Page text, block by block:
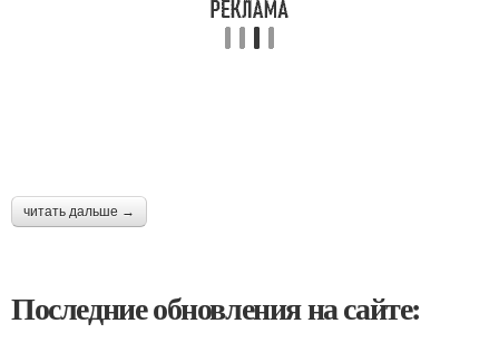
читать дальше →
Последние обновления на сайте: